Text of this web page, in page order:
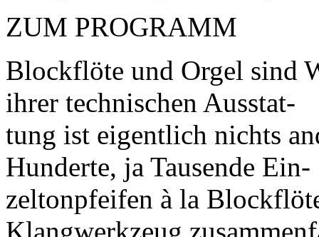
ZUM PROGRAMM
Blockflöte und Orgel sind
ihrer technischen Ausstat-
tung ist eigentlich nichts
Hunderte, ja Tausende Ein-
zeltonpfeifen à la